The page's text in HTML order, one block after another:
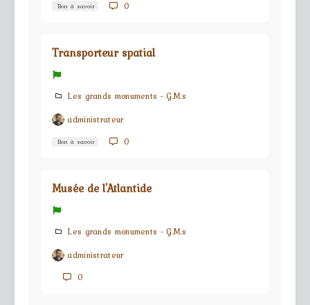
Bon à savoir 0
Transporteur spatial
Les grands monuments - G.M.s
administrateur
Bon à savoir 0
Musée de l'Atlantide
Les grands monuments - G.M.s
administrateur
0